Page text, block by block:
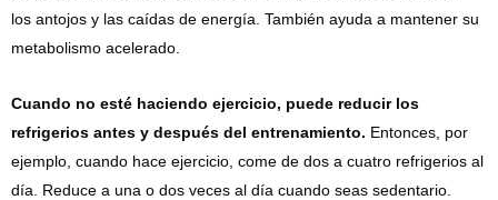
los antojos y las caídas de energía. También ayuda a mantener su
metabolismo acelerado.
Cuando no esté haciendo ejercicio, puede reducir los
refrigerios antes y después del entrenamiento. Entonces, por
ejemplo, cuando hace ejercicio, come de dos a cuatro refrigerios al
día. Reduce a una o dos veces al día cuando seas sedentario.